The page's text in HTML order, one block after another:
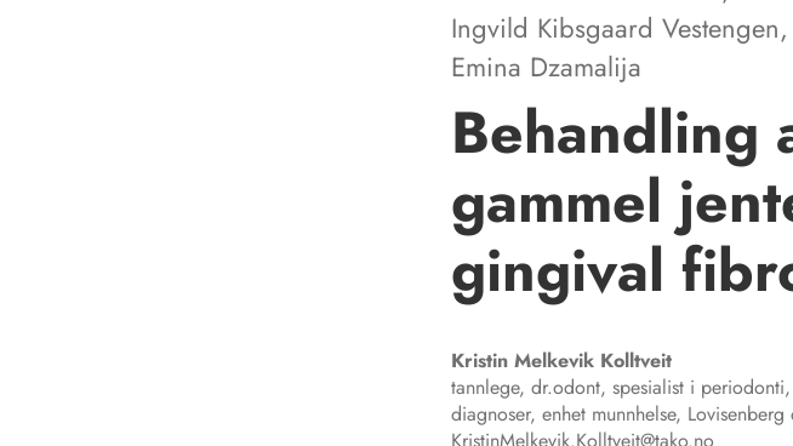
Ingvild Kibsgaard Vestengen,
Emina Dzamalija
Behandling
gammel
gingival
Kristin Melkevik Kolltveit
tannlege, dr.odont, spesialist i
diagnoser, enhet munnhelse, Lovisenberg